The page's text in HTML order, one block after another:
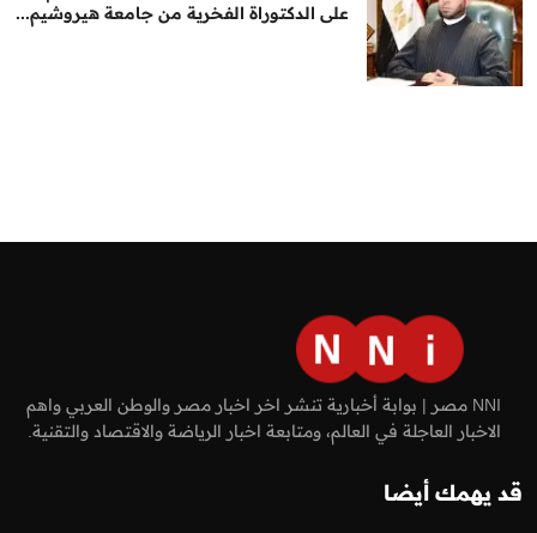
على الدكتوراة الفخرية من جامعة هيروشيم...
NNI مصر | بوابة أخبارية تنشر اخر اخبار مصر والوطن العربي واهم
الاخبار العاجلة في العالم، ومتابعة اخبار الرياضة والاقتصاد والتقنية.
قد يهمك أيضا